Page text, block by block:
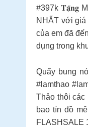
#397k 𝐓𝐚̣̆𝐧𝐠
NHẤT với
của em đã
dụng trong
Quẩy bung
#lamthao
Thảo thôi các
bao tín đồ
FLASHSALE